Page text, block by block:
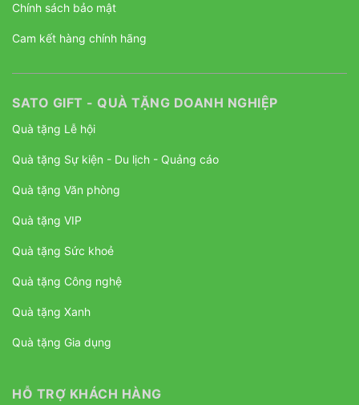
Chính sách bảo mật
Cam kết hàng chính hãng
SATO GIFT - QUÀ TẶNG DOANH NGHIỆP
Quà tặng Lễ hội
Quà tặng Sự kiện - Du lịch - Quảng cáo
Quà tặng Văn phòng
Quà tặng VIP
Quà tặng Sức khoẻ
Quà tặng Công nghệ
Quà tặng Xanh
Quà tặng Gia dụng
HỖ TRỢ KHÁCH HÀNG